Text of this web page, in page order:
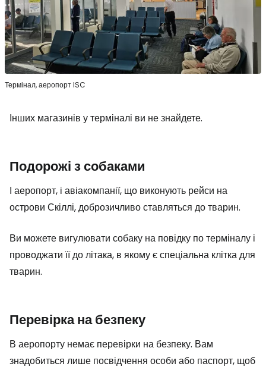
Термінал, аеропорт ISC
Інших магазинів у терміналі ви не знайдете.
Подорожі з собаками
І аеропорт, і авіакомпанії, що виконують рейси на
острови Скіллі, доброзичливо ставляться до тварин.
Ви можете вигулювати собаку на повідку по терміналу і
проводжати її до літака, в якому є спеціальна клітка для
тварин.
Перевірка на безпеку
В аеропорту немає перевірки на безпеку. Вам
знадобиться лише посвідчення особи або паспорт, щоб